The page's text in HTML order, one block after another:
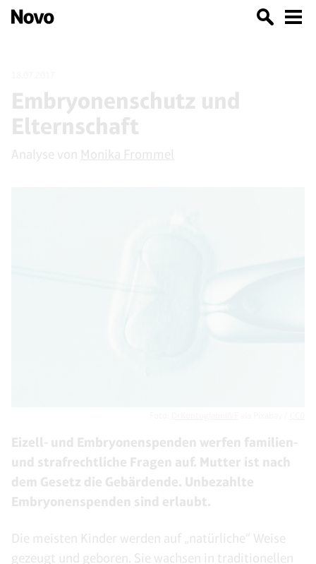
Embryonenschutz und
Elternschaft
Analyse von Monika Frommel
Eizell- und Embryonenspenden werfen familien-
und strafrechtliche Fragen auf. Mutter ist nach
dem Gesetz die Gebärdende. Unbezahlte
Embryonenspenden sind erlaubt.
Die meisten Kinder werden auf „natürliche“ Weise
gezeugt und geboren. Sie wachsen in traditionellen